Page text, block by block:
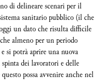
di delineare scenari per il
sanitario pubblico (il che
un dato che risulta difficile
almeno per un periodo
si potrà aprire una nuova
dei lavoratori e delle
possa avvenire anche nel